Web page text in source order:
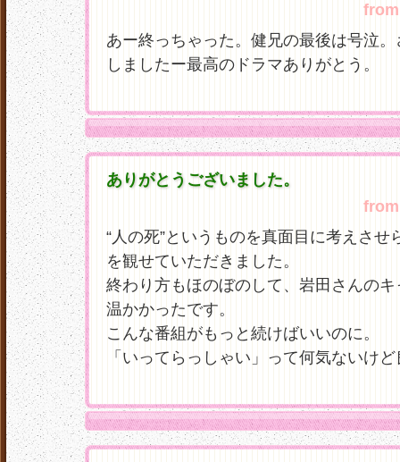
from
あー終っちゃった。健兄の最後は号泣
しましたー最高のドラマありがとう。
ありがとうございました。
from
“人の死”というものを真面目に考えさせ
を観せていただきました。
終わり方もほのぼのして、岩田さんの
温かかったです。
こんな番組がもっと続けばいいのに。
「いってらっしゃい」って何気ないけ